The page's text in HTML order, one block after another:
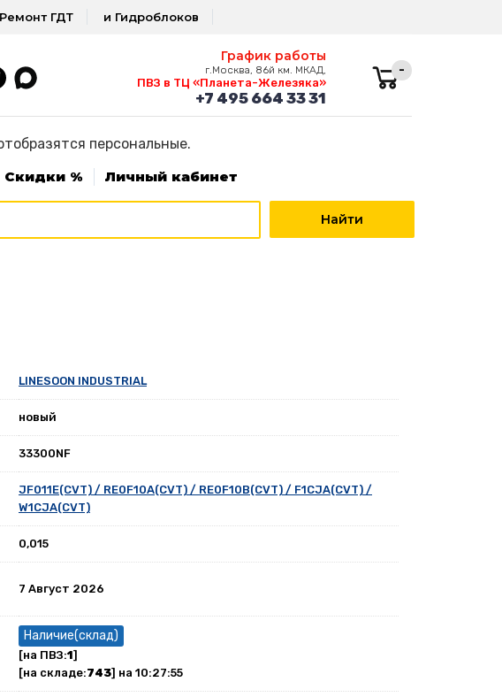
Ремонт ГДТ и Гидроблоков
График работы
г.Москва, 86й км. МКАД,
ПВЗ в ТЦ «Планета-Железяка»
+7 495 664 33 31
-
персональные.
Скидки % Личный кабинет
LINESOON INDUSTRIAL
новый
33300NF
JF011E(CVT) / RE0F10A(CVT) / RE0F10B(CVT) / F1CJA(CVT) /
W1CJA(CVT)
0,015
7 Август 2026
Наличие(склад)
[на ПВЗ:1]
[на складе:743] на 10:27:55